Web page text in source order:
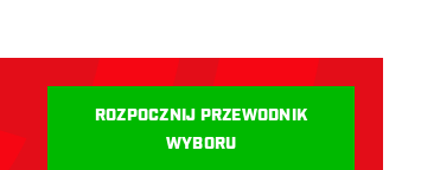
ROZPOCZNIJ PRZEWODNIK
WYBORU